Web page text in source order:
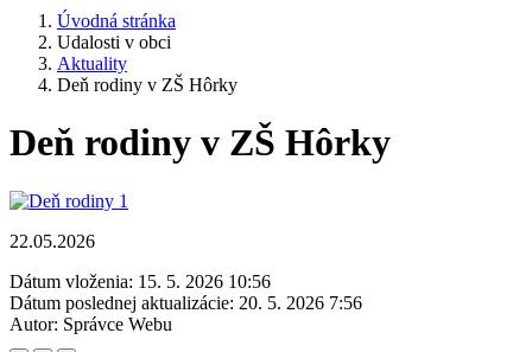
Úvodná stránka
Udalosti v obci
Aktuality
Deň rodiny v ZŠ Hôrky
Deň rodiny v ZŠ Hôrky
22.05.2026
Dátum vloženia: 15. 5. 2026 10:56
Dátum poslednej aktualizácie: 20. 5. 2026 7:56
Autor: Správce Webu